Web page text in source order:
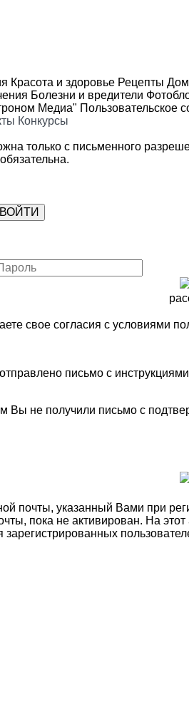
Красота и здоровье Рецепты
Болезни и вредители
Медиа" Пользовательское
Конкурсы
только с письменного
обязательна.
свое согласия с условиями
письмо с
Вы не получили письмо с
почты, указанный Вами при
пока не активирован. На
зарегистрированных